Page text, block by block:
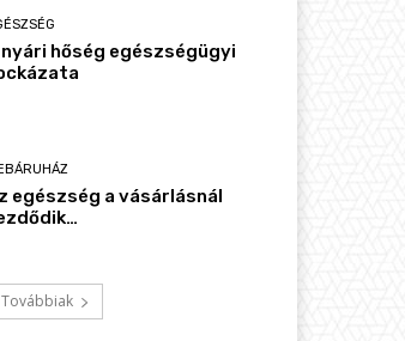
nyári hőség egészségügyi
egészség a vásárlásnál
Továbbiak